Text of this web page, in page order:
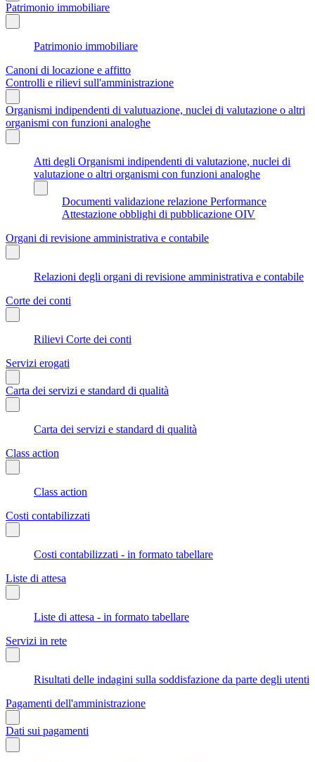
Patrimonio immobiliare
Patrimonio immobiliare
Canoni di locazione e affitto
Controlli e rilievi sull'amministrazione
Organismi indipendenti di valutuazione, nuclei di valutazione o altri
organismi con funzioni analoghe
Atti degli Organismi indipendenti di valutazione, nuclei di
valutazione o altri organismi con funzioni analoghe
Documenti validazione relazione Performance
Attestazione obblighi di pubblicazione OIV
Organi di revisione amministrativa e contabile
Relazioni degli organi di revisione amministrativa e contabile
Corte dei conti
Rilievi Corte dei conti
Servizi erogati
Carta dei servizi e standard di qualità
Carta dei servizi e standard di qualità
Class action
Class action
Costi contabilizzati
Costi contabilizzati - in formato tabellare
Liste di attesa
Liste di attesa - in formato tabellare
Servizi in rete
Risultati delle indagini sulla soddisfazione da parte degli utenti
Pagamenti dell'amministrazione
Dati sui pagamenti